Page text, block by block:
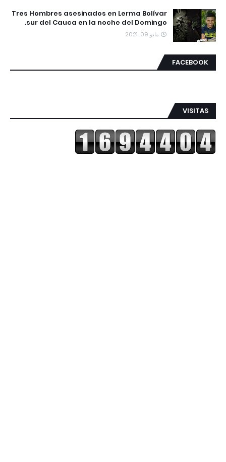
Tres Hombres asesinados en Lerma Bolívar
sur del Cauca en la noche del Domingo.
مايو 09, 2021
FACEBOOK
VISITAS